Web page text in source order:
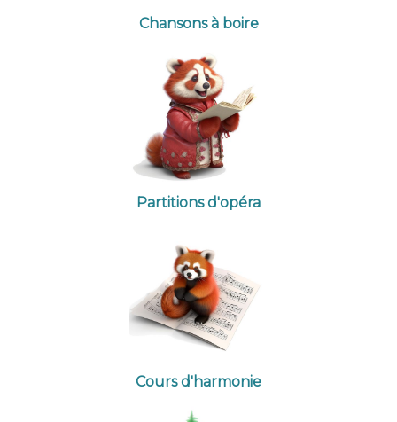
Chansons à boire
Partitions d'opéra
Cours d'harmonie